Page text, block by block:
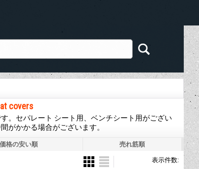
covers
。セパレート シート用、ベンチシート用がござい
がかかる場合がございます。
価格の安い順 売れ筋順
表示件数: